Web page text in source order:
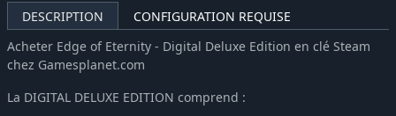
DESCRIPTION
CONFIGURATION REQUISE
Acheter Edge of Eternity - Digital Deluxe Edition en clé Steam
chez Gamesplanet.com
La DIGITAL DELUXE EDITION comprend :